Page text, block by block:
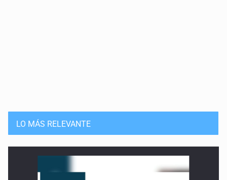
LO MÁS RELEVANTE